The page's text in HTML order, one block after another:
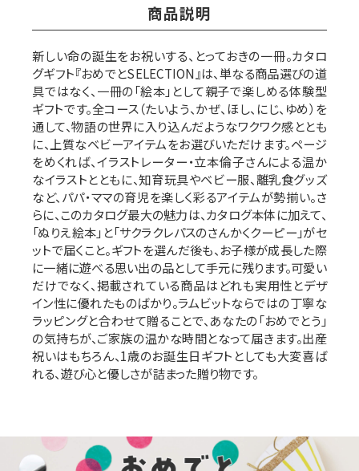
商品説明
新しい命の誕生をお祝いする、とっておきの一冊。カタロ
グギフト『おめでとSELECTION』は、単なる商品選びの道
具ではなく、一冊の「絵本」として親子で楽しめる体験型
ギフトです。全コース（たいよう、かぜ、ほし、にじ、ゆめ）を
通して、物語の世界に入り込んだようなワクワク感ととも
に、上質なベビーアイテムをお選びいただけます。ページ
をめくれば、イラストレーター・立本倫子さんによる温か
なイラストとともに、知育玩具やベビー服、離乳食グッズ
など、パパ・ママの育児を楽しく彩るアイテムが勢揃い。さ
らに、このカタログ最大の魅力は、カタログ本体に加えて、
「ぬりえ絵本」と「サクラクレパスのさんかくクーピー」がセ
ットで届くこと。ギフトを選んだ後も、お子様が成長した際
に一緒に遊べる思い出の品として手元に残ります。可愛い
だけでなく、掲載されている商品はどれも実用性とデザ
イン性に優れたものばかり。ラムビットならではの丁寧な
ラッピングと合わせて贈ることで、あなたの「おめでとう」
の気持ちが、ご家族の温かな時間となって届きます。出産
祝いはもちろん、1歳のお誕生日ギフトとしても大変喜ば
れる、遊び心と優しさが詰まった贈り物です。